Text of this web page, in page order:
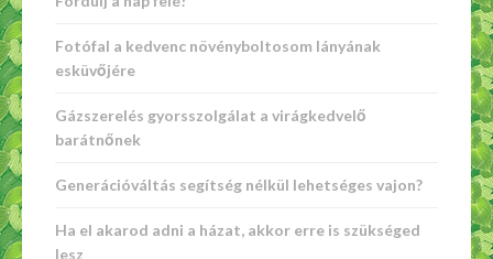
Fotófal a kedvenc növényboltosom lányának
esküvőjére
Gázszerelés gyorsszolgálat a virágkedvelő
barátnőnek
Generációváltás segítség nélkül lehetséges vajon?
Ha el akarod adni a házat, akkor erre is szükséged
lesz